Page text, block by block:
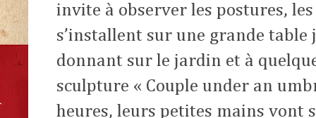
invite à observer les postures,
s’installent sur une grande table
donnant sur le jardin et à
sculpture « Couple under an
heures, leurs petites mains vont